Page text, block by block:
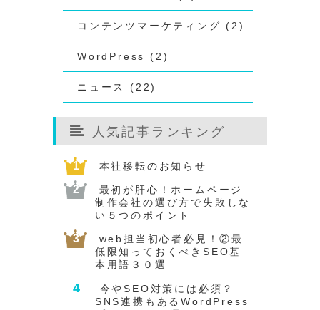
コンテンツマーケティング (2)
WordPress (2)
ニュース (22)
人気記事ランキング
本社移転のお知らせ
最初が肝心！ホームページ
制作会社の選び方で失敗しな
い５つのポイント
web担当初心者必見！②最
低限知っておくべきSEO基
本用語３０選
今やSEO対策には必須？
SNS連携もあるWordPress